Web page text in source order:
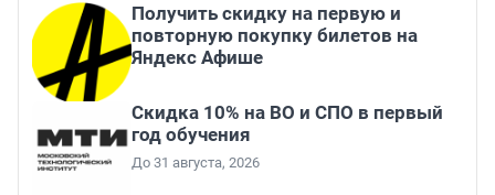
Получить скидку на первую и
повторную покупку билетов на
Яндекс Афише
Скидка 10% на ВО и СПО в первый
год обучения
До 31 августа, 2026